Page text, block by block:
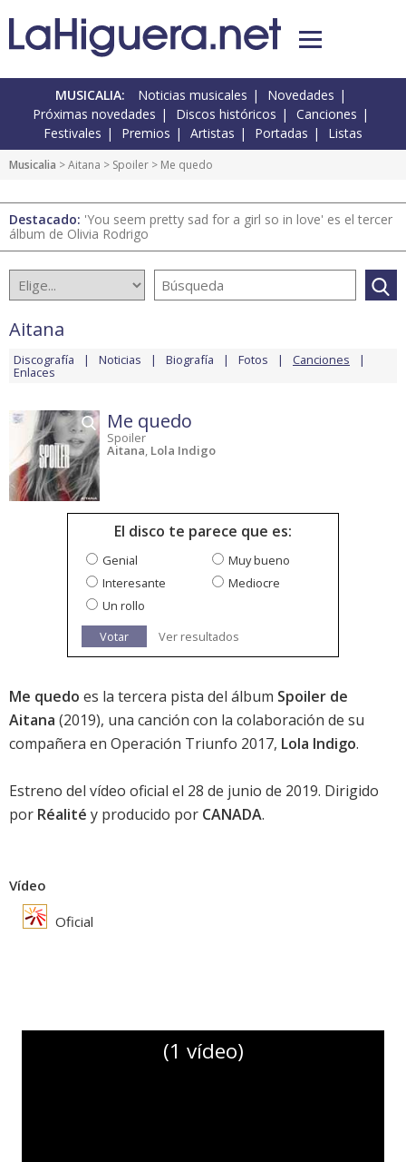
MUSICALIA: Noticias musicales
Novedades
Próximas novedades
Discos históricos
Canciones
Festivales
Premios Artistas Portadas Listas
Musicalia >Aitana > Spoiler > Me quedo
Destacado: 'You seem pretty sad for a girl so in love' es el tercer
álbum de Olivia Rodrigo
Aitana
Discografía Noticias Biografía Fotos Canciones
Enlaces
Me quedo
Spoiler
Aitana, Lola Indigo
El disco te parece que es:
Genial
Muy bueno
Interesante
Mediocre
Un rollo
Votar
Ver resultados
Me quedo es la tercera pista del álbum Spoiler de
Aitana (2019), una canción con la colaboración de su
compañera en Operación Triunfo 2017, Lola Indigo.
Estreno del vídeo oficial el 28 de junio de 2019. Dirigido
por Réalité y producido por CANADA.
Vídeo
Oficial
(1 vídeo)